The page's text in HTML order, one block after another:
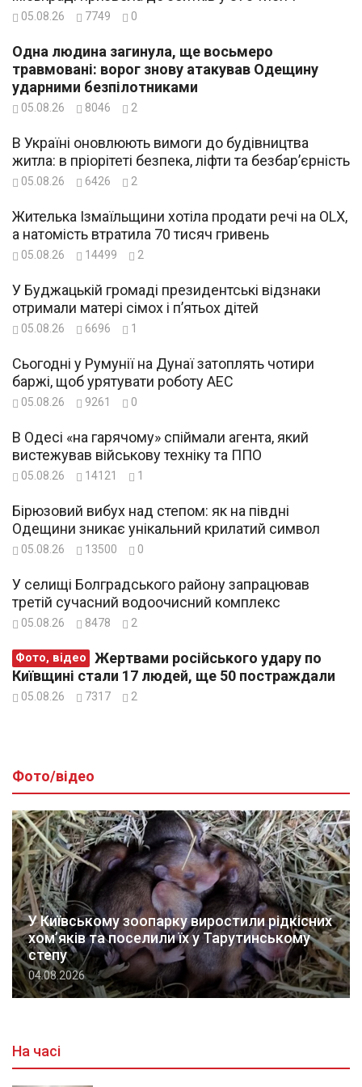
05.08.26 7749 0
Одна людина загинула, ще восьмеро
травмовані: ворог знову атакував Одещину
ударними безпілотниками
05.08.26 8046 2
В Україні оновлюють вимоги до будівництва
житла: в пріорітеті безпека, ліфти та безбар’єрність
05.08.26 6426 2
Жителька Ізмаїльщини хотіла продати речі на OLX,
а натомість втратила 70 тисяч гривень
05.08.26 14499 2
У Буджацькій громаді президентські відзнаки
отримали матері сімох і п’ятьох дітей
05.08.26 6696 1
Сьогодні у Румунії на Дунаї затоплять чотири
баржі, щоб урятувати роботу АЕС
05.08.26 9261 0
В Одесі «на гарячому» спіймали агента, який
вистежував військову техніку та ППО
05.08.26 14121 1
Бірюзовий вибух над степом: як на півдні
Одещини зникає унікальний крилатий символ
05.08.26 13500 0
У селищі Болградського району запрацював
третій сучасний водоочисний комплекс
05.08.26 8478 2
Фото, відео
Київщині стали 17 людей, ще 50 постраждали
05.08.26 7317 2
Фото/відео
У Київському зоопарку виростили рідкісних
хом’яків та поселили їх у Тарутинському
степу
04.08.2026
На часі